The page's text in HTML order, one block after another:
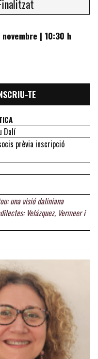
| 10:30 h
TE
Dalí
prèvia inscripció
una visió daliniana
Velázquez, Vermeer i